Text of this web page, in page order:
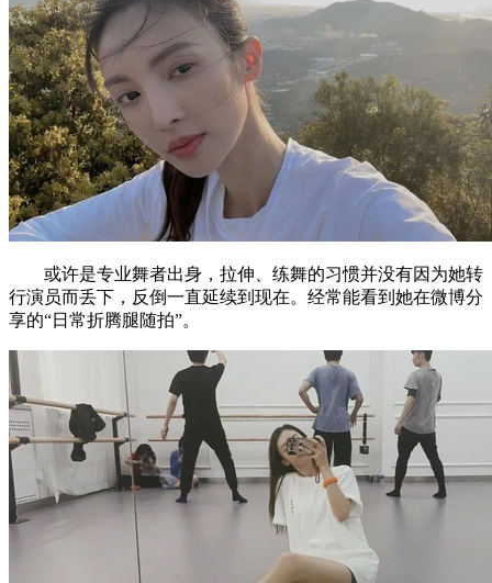
或许是专业舞者出身，拉伸、练舞的习惯并没有因为她转
行演员而丢下，反倒一直延续到现在。经常能看到她在微博分
享的“日常折腾腿随拍”。